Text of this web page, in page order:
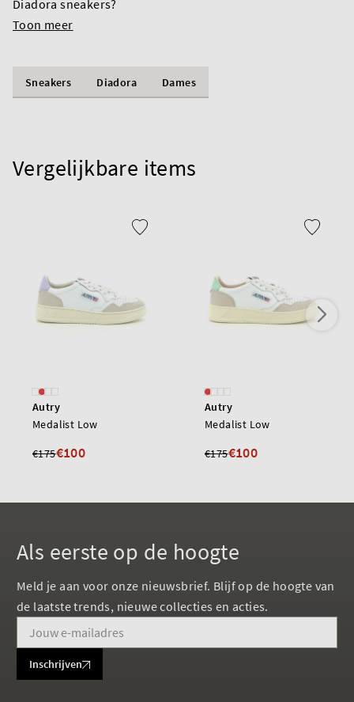
Diadora sneakers?
Toon meer
Sneakers Diadora Dames
Vergelijkbare items
Autry
Medalist Low
€175€100
Autry
Medalist Low
€175€100
Als eerste op de hoogte
Meld je aan voor onze nieuwsbrief. Blijf op de hoogte van
de laatste trends, nieuwe collecties en acties.
Inschrijven